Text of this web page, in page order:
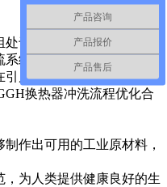
于低负荷运转，同时，入
系统中这个部件是能耗大
风机出口加装复合相变换
换热器冲洗流程优化合
作出可用的工业原材料，
为人类提供健康良好的生
产品咨询
产品报价
产品售后